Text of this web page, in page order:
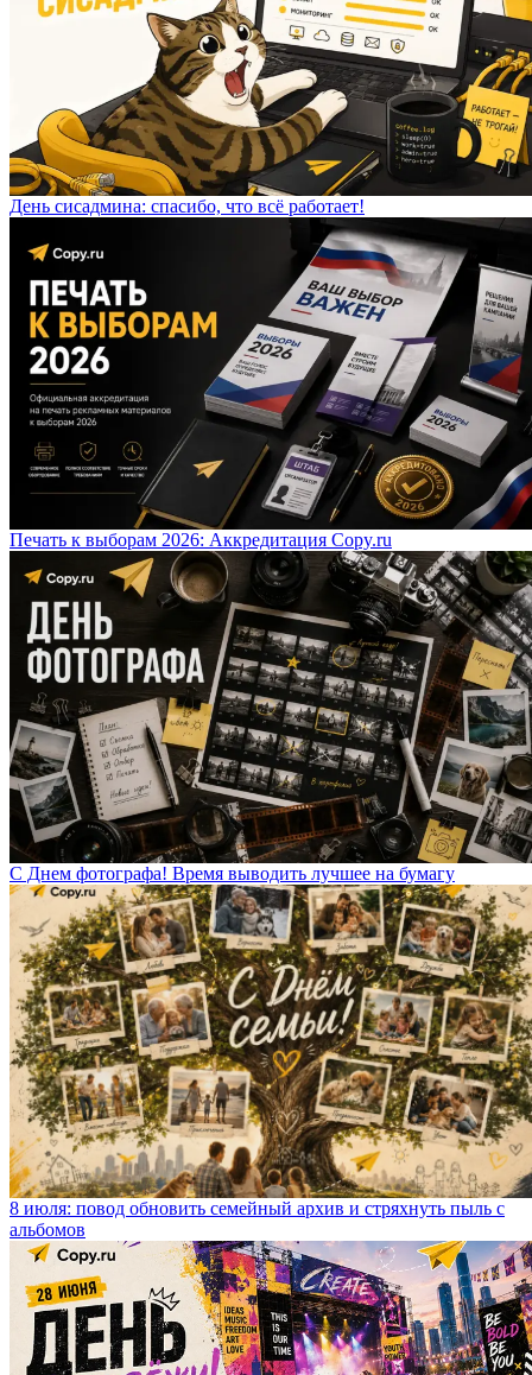
День сисадмина: спасибо, что всё работает!
Печать к выборам 2026: Аккредитация Copy.ru
С Днем фотографа! Время выводить лучшее на бумагу
8 июля: повод обновить семейный архив и стряхнуть пыль с
альбомов